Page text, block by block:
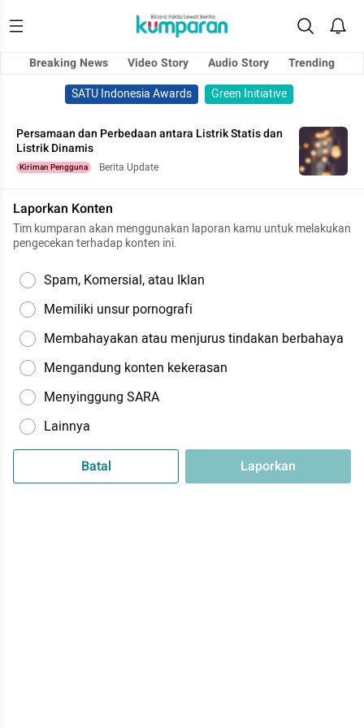
Breaking News Video Story Audio Story
Trending
SATU Indonesia Awards
Green Initiative
Persamaan dan Perbedaan antara Listrik Statis dan
Listrik Dinamis
Kiriman Pengguna Berita Update
Laporkan Konten
Tim kumparan akan menggunakan laporan kamu untuk melakukan
pengecekan terhadap konten ini.
Spam, Komersial, atau Iklan
Memiliki unsur pornografi
Membahayakan atau menjurus tindakan berbahaya
Mengandung konten kekerasan
Menyinggung SARA
Lainnya
Batal Laporkan